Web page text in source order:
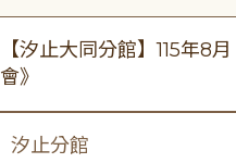
【汐止大同分館】115年8
會》
汐止分館